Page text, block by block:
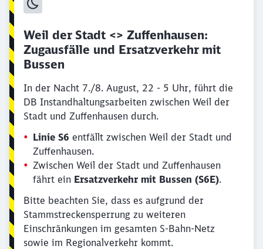
Weil der Stadt <> Zuffenhausen:
Zugausfälle und Ersatzverkehr mit
Bussen
In der Nacht 7./8. August, 22 - 5 Uhr, führt die
DB Instandhaltungsarbeiten zwischen Weil der
Stadt und Zuffenhausen durch.
Linie S6 entfällt zwischen Weil der Stadt und
Zuffenhausen.
Zwischen Weil der Stadt und Zuffenhausen
fährt ein Ersatzverkehr mit Bussen (S6E).
Bitte beachten Sie, dass es aufgrund der
Stammstreckensperrung zu weiteren
Einschränkungen im gesamten S-Bahn-Netz
sowie im Regionalverkehr kommt.